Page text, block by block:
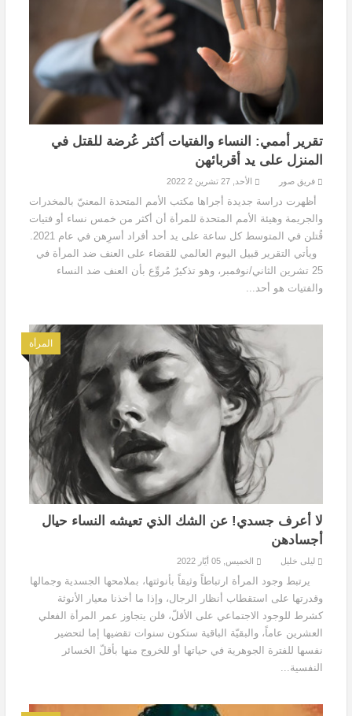
تقرير أممي: النساء والفتيات أكثر عُرضة للقتل في
المنزل على يد أقربائهن
فريق صور الأحد, 27 تشرين 2 2022
أظهرت دراسة جديدة أجراها مكتب الأمم المتحدة المعنيّ بالمخدرات
والجريمة وهيئة الأمم المتحدة للمرأة أن أكثر من خمس نساء أو فتيات
ويأتي التقرير قبيل اليوم العالمي للقضاء على العنف ضد المرأة في
25 تشرين الثاني/نوفمبر، وهو تذكيرٌ مُروِّع بأن العنف ضد النساء
والفتيات هو أحد...
المرأة
لا أعرف جسدي! عن الشك الذي تعيشه النساء حيال
أجسادهن
ليلى خليل الخميس, 05 أيّار 2022
يرتبط وجود المرأة ارتباطاً وثيقاً بأنوثتها، بملامحها الجسدية وجمالها
وقدرتها على استقطاب أنظار الرجال، وإذا ما أخذنا معيار الأنوثة
كشرط للوجود الاجتماعي على الأقلّ، فلن يتجاوز عمر المرأة الفعلي
العشرين عاماً، والبقيّة الباقية ستكون سنوات تقضيها إما لتحضير
نفسها للفترة الجوهرية في حياتها أو للخروج منها بأقلّ الخسائر
النفسية...